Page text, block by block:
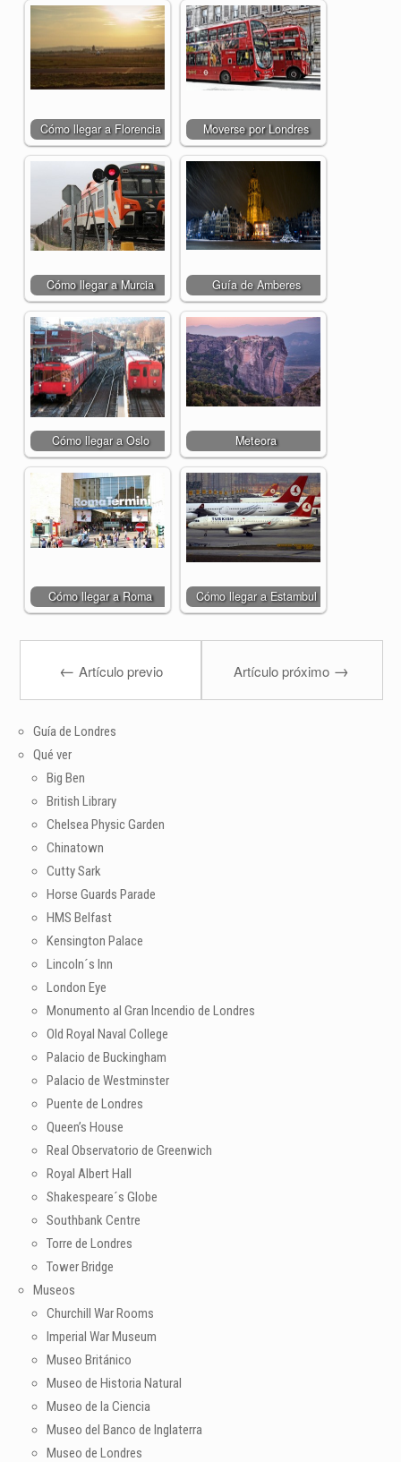
Cómo llegar a Florencia Moverse por Londres
Cómo llegar a Murcia Guía de Amberes
Cómo llegar a Oslo Meteora
Cómo llegar a Roma Cómo llegar a Estambul
← Artículo previo Artículo próximo →
Guía de Londres
Qué ver
Big Ben
British Library
Chelsea Physic Garden
Chinatown
Cutty Sark
Horse Guards Parade
HMS Belfast
Kensington Palace
Lincoln´s Inn
London Eye
Monumento al Gran Incendio de Londres
Old Royal Naval College
Palacio de Buckingham
Palacio de Westminster
Puente de Londres
Queen’s House
Real Observatorio de Greenwich
Royal Albert Hall
Shakespeare´s Globe
Southbank Centre
Torre de Londres
Tower Bridge
Museos
Churchill War Rooms
Imperial War Museum
Museo Británico
Museo de Historia Natural
Museo de la Ciencia
Museo del Banco de Inglaterra
Museo de Londres